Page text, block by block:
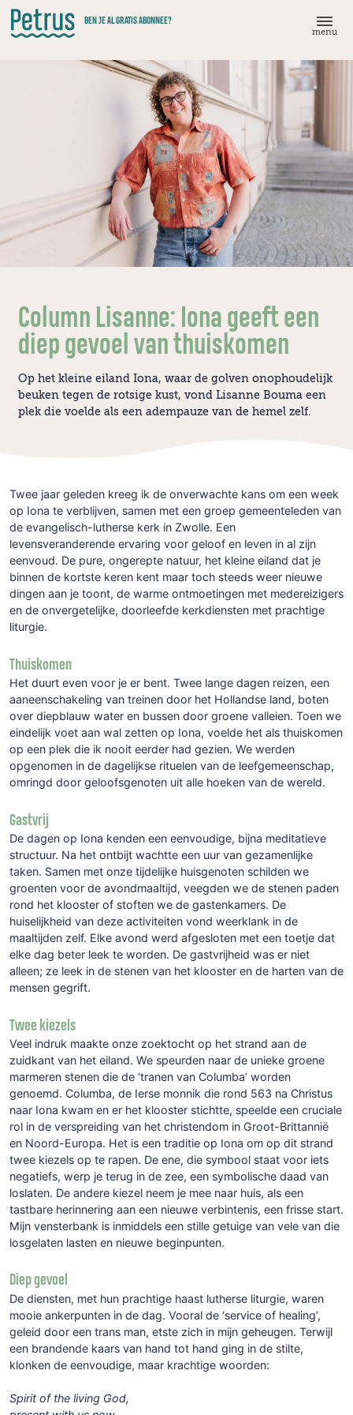
Doorgaan
naar
hoofdinhoud
BEN JE AL GRATIS ABONNEE?
menu
Column Lisanne: Iona geeft een
diep gevoel van thuiskomen
Op het kleine eiland Iona, waar de golven onophoudelijk
beuken tegen de rotsige kust, vond Lisanne Bouma een
plek die voelde als een adempauze van de hemel zelf.
Twee jaar geleden kreeg ik de onverwachte kans om een week
op Iona te verblijven, samen met een groep gemeenteleden van
de evangelisch-lutherse kerk in Zwolle. Een
levensveranderende ervaring voor geloof en leven in al zijn
eenvoud. De pure, ongerepte natuur, het kleine eiland dat je
binnen de kortste keren kent maar toch steeds weer nieuwe
dingen aan je toont, de warme ontmoetingen met medereizigers
en de onvergetelijke, doorleefde kerkdiensten met prachtige
liturgie.
Thuiskomen
Het duurt even voor je er bent. Twee lange dagen reizen, een
aaneenschakeling van treinen door het Hollandse land, boten
over diepblauw water en bussen door groene valleien. Toen we
eindelijk voet aan wal zetten op Iona, voelde het als thuiskomen
op een plek die ik nooit eerder had gezien. We werden
opgenomen in de dagelijkse rituelen van de leefgemeenschap,
omringd door geloofsgenoten uit alle hoeken van de wereld.
Gastvrij
De dagen op Iona kenden een eenvoudige, bijna meditatieve
structuur. Na het ontbijt wachtte een uur van gezamenlijke
taken. Samen met onze tijdelijke huisgenoten schilden we
groenten voor de avondmaaltijd, veegden we de stenen paden
rond het klooster of stoften we de gastenkamers. De
huiselijkheid van deze activiteiten vond weerklank in de
maaltijden zelf. Elke avond werd afgesloten met een toetje dat
elke dag beter leek te worden. De gastvrijheid was er niet
alleen; ze leek in de stenen van het klooster en de harten van de
mensen gegrift.
Twee kiezels
Veel indruk maakte onze zoektocht op het strand aan de
zuidkant van het eiland. We speurden naar de unieke groene
marmeren stenen die de ‘tranen van Columba’ worden
genoemd. Columba, de Ierse monnik die rond 563 na Christus
naar Iona kwam en er het klooster stichtte, speelde een cruciale
rol in de verspreiding van het christendom in Groot-Brittannië
en Noord-Europa. Het is een traditie op Iona om op dit strand
twee kiezels op te rapen. De ene, die symbool staat voor iets
negatiefs, werp je terug in de zee, een symbolische daad van
loslaten. De andere kiezel neem je mee naar huis, als een
tastbare herinnering aan een nieuwe verbintenis, een frisse start.
Mijn vensterbank is inmiddels een stille getuige van vele van die
losgelaten lasten en nieuwe beginpunten.
Diep gevoel
De diensten, met hun prachtige haast lutherse liturgie, waren
mooie ankerpunten in de dag. Vooral de ‘service of healing’,
geleid door een trans man, etste zich in mijn geheugen. Terwijl
een brandende kaars van hand tot hand ging in de stilte,
klonken de eenvoudige, maar krachtige woorden:
Spirit of the living God,